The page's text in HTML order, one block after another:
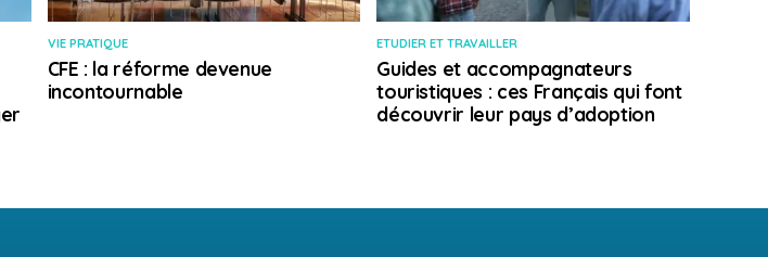
VIE PRATIQUE
CFE : la réforme devenue
incontournable
ETUDIER ET TRAVAILLER
Guides et accompagnateurs
touristiques : ces Français qui font
découvrir leur pays d’adoption